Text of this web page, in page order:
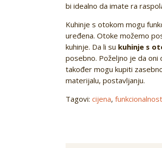
bi idealno da imate ra
Kuhinje s otokom mogu
uređena. Otoke možemo
kuhinje. Da li su kuhinje s
posebno. Poželjno je da oni
također mogu kupiti
materijalu, postavljanju.
Tagovi:cijena,funkcionalnost